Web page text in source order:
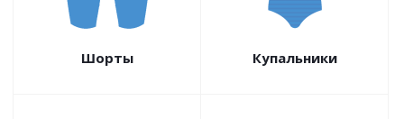
Шорты Купальники